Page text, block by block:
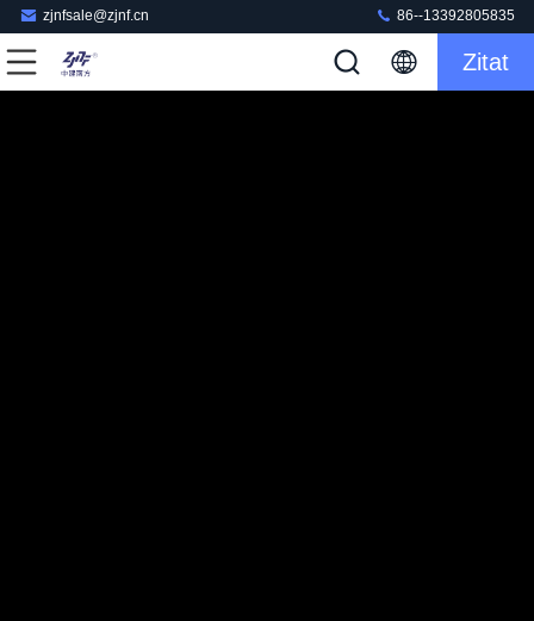
zjnfsale@zjnf.cn 86--13392805835
Zitat